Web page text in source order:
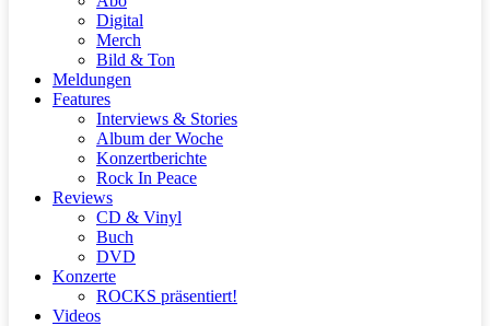
Digital
Merch
Bild & Ton
Meldungen
Features
Interviews & Stories
Album der Woche
Konzertberichte
Rock In Peace
Reviews
CD & Vinyl
Buch
DVD
Konzerte
ROCKS präsentiert!
Videos